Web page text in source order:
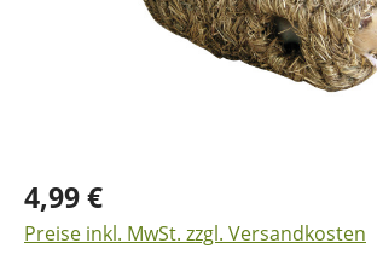
4,99 €
Preise inkl. MwSt. zzgl. Versandkosten